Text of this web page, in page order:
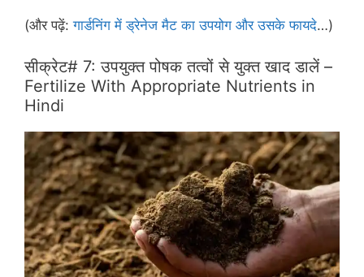
(और पढ़ें:गार्डनिंग में ड्रेनेज मैट का उपयोग और उसके फायदे…)
सीक्रेट# 7: उपयुक्त पोषक तत्वों से युक्त खाद डालें –
Fertilize With Appropriate Nutrients in
Hindi